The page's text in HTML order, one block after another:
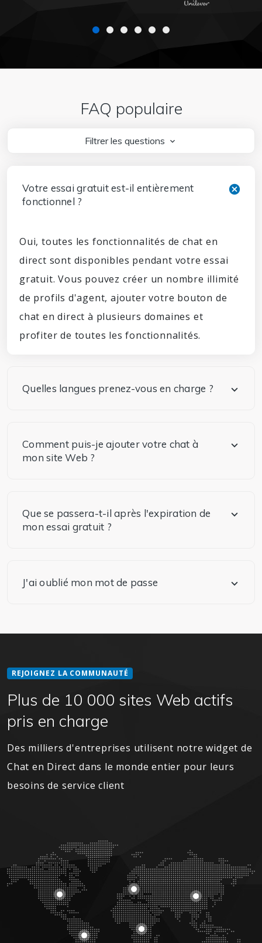
FAQ populaire
Filtrer les questions
Votre essai gratuit est-il entièrement
fonctionnel ?
Oui, toutes les fonctionnalités de chat en
direct sont disponibles pendant votre essai
gratuit. Vous pouvez créer un nombre illimité
de profils d'agent, ajouter votre bouton de
chat en direct à plusieurs domaines et
profiter de toutes les fonctionnalités.
Quelles langues prenez-vous en charge ?
Comment puis-je ajouter votre chat à
mon site Web ?
Que se passera-t-il après l'expiration de
mon essai gratuit ?
J'ai oublié mon mot de passe
REJOIGNEZ LA COMMUNAUTÉ
Plus de 10 000 sites Web actifs
pris en charge
Des milliers d'entreprises utilisent notre widget de
Chat en Direct dans le monde entier pour leurs
besoins de service client